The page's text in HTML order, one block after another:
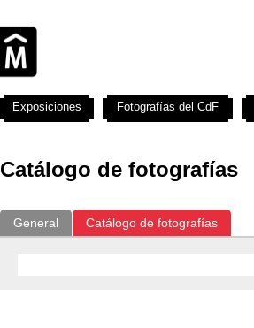
Catálogo de fotografías
General Catálogo de fotografías
Exposiciones Fotografías del CdF